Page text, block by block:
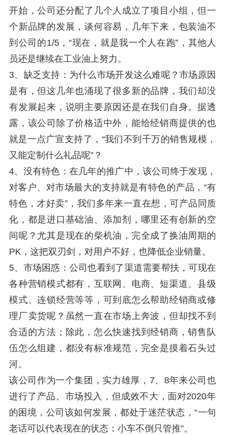
开始，公司还分配了几个人成立了项目小组，但一
个新品牌的发展，谈何容易，几年下来，包装油不
到公司的1/5，“现在，就是我一个人在跑”，其他人
员还是继续在工业油上努力。
3、缺乏支持：为什么市场开发这么难呢？市场原因
是有，但这几年也涌现了很多新的品牌，我们却没
有发展起来，说明主要原因还是在我们自身。据透
露，该公司除了价格适中外，能给经销商提供的也
就是一点广宣支持了，“我们不到千万的销售规模，
又能定制什么礼品呢”？
4、没有特色：在几年的推广中，该公司终于发现，
对客户、对市场最大的支持就是有特色的产品，“有
特色，才好卖”，我们多年来一直在想，可产品同质
化，都是进口基础油、添加剂，哪里还有创新的空
间呢？尤其是现在的柴机油，完全成了换油周期的
PK，这把双刃剑，对用户不好，也降低企业销量。
5、市场困惑：公司也看到了渠道需要帮扶，可现在
各种营销模式都有，互联网、电商、短渠道、县级
模式、连锁经营等等，可到底怎么帮助经销商或修
理厂卖货呢？虽然一直在市场上奔波，但却找不到
合适的方法；除此，怎么快速找到经销商，销售队
伍怎么组建，都没有标准规范，完全是摸着石头过
河。
该公司作为一个集团，实力雄厚，7、8年来公司也
进行了产品、市场投入，但成效不大，面对2020年
的困境，公司该如何发展，都处于迷茫状态，“一句
老话可以代表现在的状态：小车不倒只管推”。